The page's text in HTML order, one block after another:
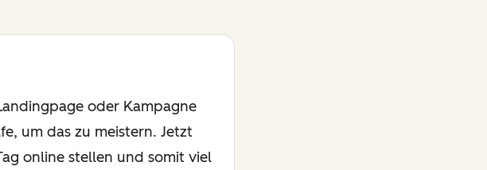
oder Kampagne
um das zu meistern. Jetzt
online stellen und somit viel